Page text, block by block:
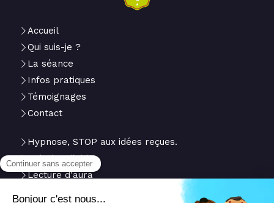
Accueil
Qui suis-je ?
La séance
Infos pratiques
Témoignages
Contact
Hypnose, STOP aux idées reçues.
Relation d'aide
Lecture d'aura